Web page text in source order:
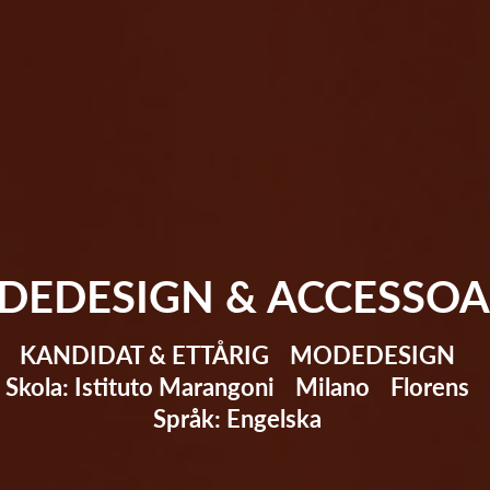
&
KANDIDAT & ETTÅRIG
MODEDESIGN
Skola: Istituto Marangoni
Milano
Florens
Språk: Engelska